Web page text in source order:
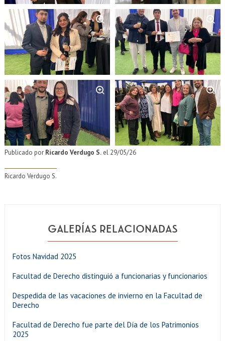
Zoom Zoom
Zoom Zoom
Publicado por Ricardo Verdugo S.el 29/05/26
Ricardo Verdugo S.
GALERÍAS RELACIONADAS
Fotos Navidad 2025
Facultad de Derecho distinguió a funcionarias y funcionarios
Despedida de las vacaciones de invierno en la Facultad de
Derecho
Facultad de Derecho fue parte del Día de los Patrimonios
2025